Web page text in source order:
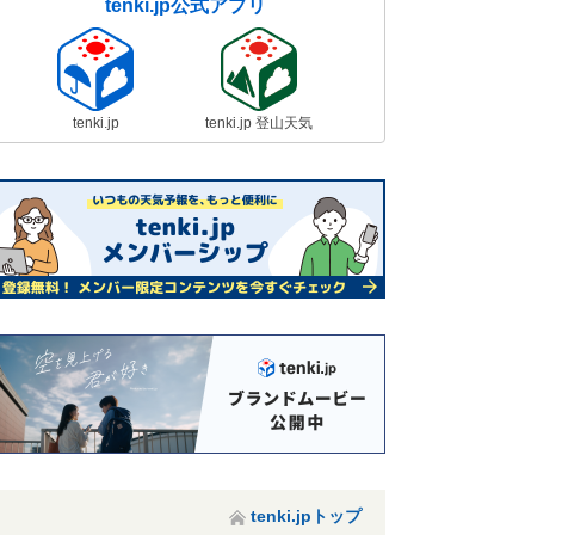
tenki.jp公式アプリ
tenki.jp tenki.jp 登山天気
tenki.jpトップ